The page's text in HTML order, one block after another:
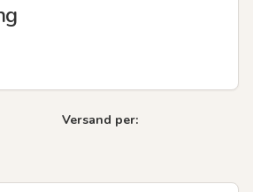
Versand per: